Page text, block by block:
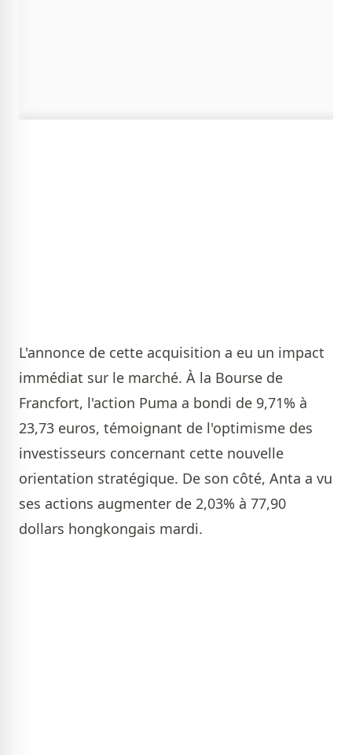
L'annonce de cette acquisition a eu un impact
immédiat sur le marché. À la Bourse de
Francfort, l'action Puma a bondi de 9,71% à
23,73 euros, témoignant de l'optimisme des
investisseurs concernant cette nouvelle
orientation stratégique. De son côté, Anta a vu
ses actions augmenter de 2,03% à 77,90
dollars hongkongais mardi.